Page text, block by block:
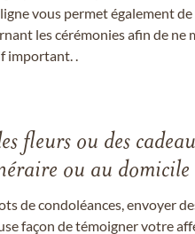
vous permet également
les cérémonies afin de ne
important. .
fleurs ou des
ou au
de condoléances, envoyer
façon de témoigner votre